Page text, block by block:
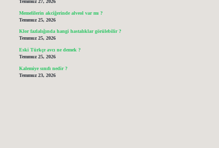
Temmuz 27, 2026
Memelilerin akciğerinde alveol var mı ?
Temmuz 25, 2026
Klor fazlalığında hangi hastalıklar görülebilir ?
Temmuz 25, 2026
Eski Türkçe avcı ne demek ?
Temmuz 25, 2026
Kalemiye sınıfı nedir ?
Temmuz 23, 2026